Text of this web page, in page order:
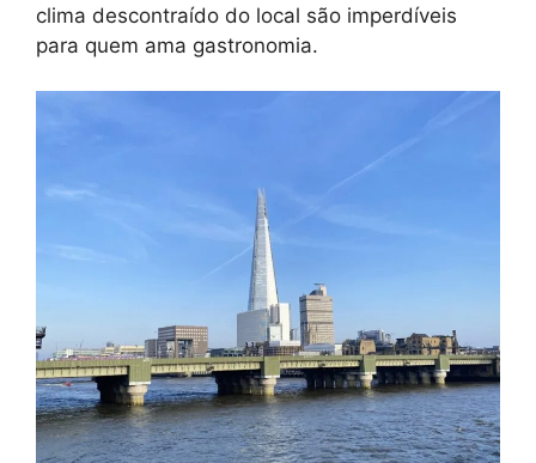
clima descontraído do local são imperdíveis
para quem ama gastronomia.